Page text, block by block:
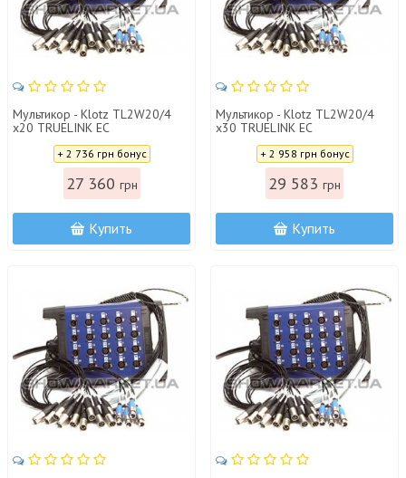
Мультикор - Klotz TL2W20/4
x20 TRUELINK EC
+ 2 736 грн бонус
27 360 грн
Купить
Мультикор - Klotz TL2W20/4
x30 TRUELINK EC
+ 2 958 грн бонус
29 583 грн
Купить